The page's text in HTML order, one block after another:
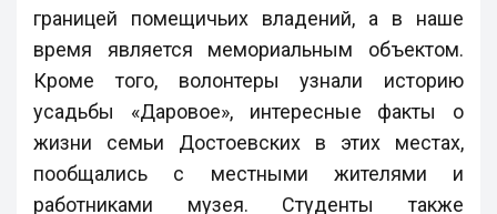
границей помещичьих владений, а в наше
время является мемориальным объектом.
Кроме того, волонтеры узнали историю
усадьбы «Даровое», интересные факты о
жизни семьи Достоевских в этих местах,
пообщались с местными жителями и
работниками музея. Студенты также